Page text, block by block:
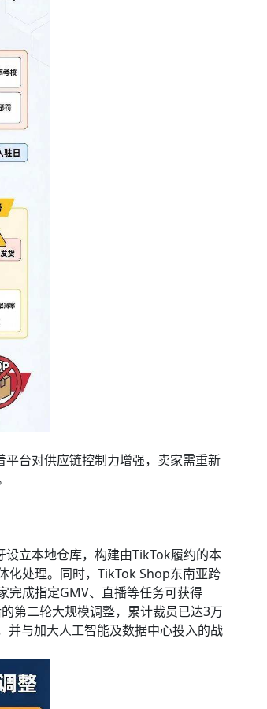
台对供应链控制力增强，卖家需重新
立本地仓库，构建由TikTok履约的本
化处理。同时，TikTok Shop东南亚跨
完成指定GMV、直播等任务可获得
第二轮大规模调整，累计裁员已达3万
并与加大人工智能及数据中心投入的战